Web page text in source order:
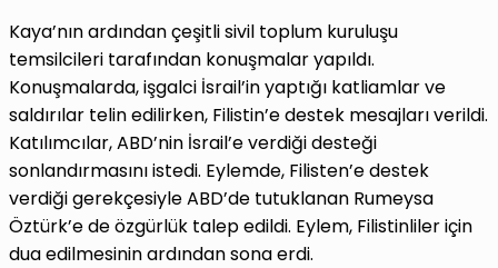
Kaya’nın ardından çeşitli sivil toplum kuruluşu
temsilcileri tarafından konuşmalar yapıldı.
Konuşmalarda, işgalci İsrail’in yaptığı katliamlar ve
saldırılar telin edilirken, Filistin’e destek mesajları verildi.
Katılımcılar, ABD’nin İsrail’e verdiği desteği
sonlandırmasını istedi. Eylemde, Filisten’e destek
verdiği gerekçesiyle ABD’de tutuklanan Rumeysa
Öztürk’e de özgürlük talep edildi. Eylem, Filistinliler için
dua edilmesinin ardından sona erdi.